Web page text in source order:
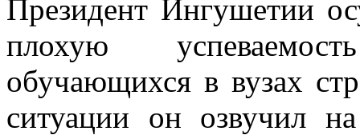
Президент Ингушетии
плохую
обучающихся в вузах
ситуации он озвучил